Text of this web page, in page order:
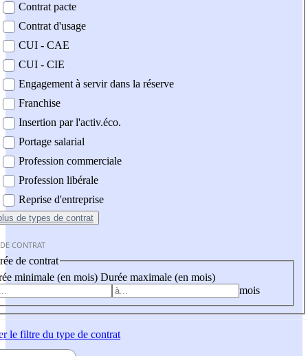
Contrat pacte
Contrat d'usage
CUI - CAE
CUI - CIE
Engagement à servir dans la réserve
Franchise
Insertion par l'activ.éco.
Portage salarial
Profession commerciale
Profession libérale
Reprise d'entreprise
de types de contrat
CONTRAT
de contrat
minimale (en mois) Durée maximale (en mois)
mois
le filtre du type de contrat